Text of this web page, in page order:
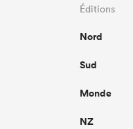
Éditions
Nord
Sud
Monde
NZ